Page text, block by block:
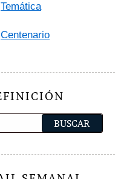
Temática
Centenario